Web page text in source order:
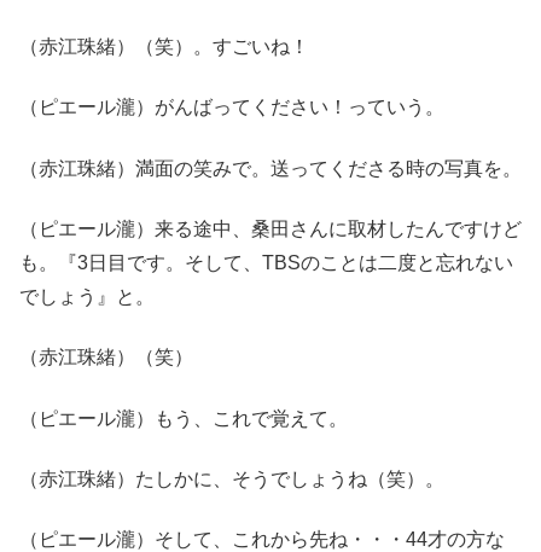
（赤江珠緒）（笑）。すごいね！
（ピエール瀧）がんばってください！っていう。
（赤江珠緒）満面の笑みで。送ってくださる時の写真を。
（ピエール瀧）来る途中、桑田さんに取材したんですけど
も。『3日目です。そして、TBSのことは二度と忘れない
でしょう』と。
（赤江珠緒）（笑）
（ピエール瀧）もう、これで覚えて。
（赤江珠緒）たしかに、そうでしょうね（笑）。
（ピエール瀧）そして、これから先ね・・・44才の方な